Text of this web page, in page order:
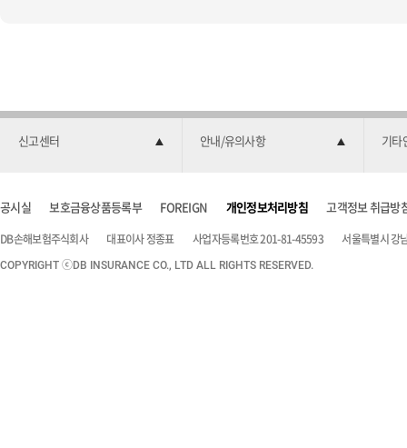
신고센터 안내/유의사항 기타
공시실 보호금융상품등록부 FOREIGN 개인정보처리방침 고객정보 취급방
DB손해보험주식회사 대표이사 정종표 사업자등록번호 201-81-45593 서울특별시 강
COPYRIGHT ⓒDB INSURANCE CO., LTD ALL RIGHTS RESERVED.